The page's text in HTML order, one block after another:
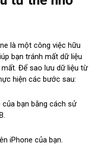
là một công việc hữu
bạn tránh mất dữ liệu
Để sao lưu dữ liệu từ
hiện các bước sau:
bạn bằng cách sử
iPhone của bạn.